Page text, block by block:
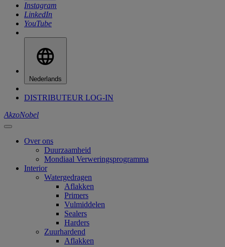
Instagram
LinkedIn
YouTube
Nederlands
DISTRIBUTEUR LOG-IN
AkzoNobel
Over ons
Duurzaamheid
Mondiaal Verweringsprogramma
Interior
Watergedragen
Aflakken
Primers
Vulmiddelen
Sealers
Harders
Zuurhardend
Aflakken